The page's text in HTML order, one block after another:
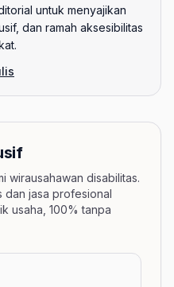
untuk menyajikan
dan ramah aksesibilitas
wirausahawan disabilitas.
dan jasa profesional
usaha, 100% tanpa